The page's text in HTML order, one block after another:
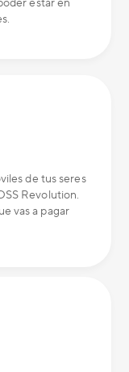
estar en
de tus seres
Revolution.
vas a pagar